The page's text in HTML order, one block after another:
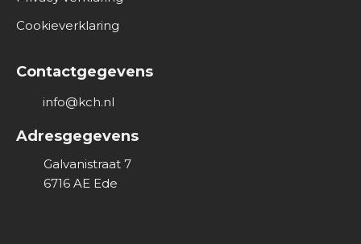
Cookieverklaring
Contactgegevens
info@kch.nl
Adresgegevens
Galvanistraat 7
6716 AE Ede